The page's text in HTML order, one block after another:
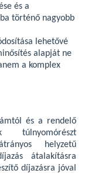
és a
történő nagyobb
lehetővé
alapját ne
a komplex
és a rendelő
túlnyomórészt
helyzetű
átalakításra
díjazásra jóval